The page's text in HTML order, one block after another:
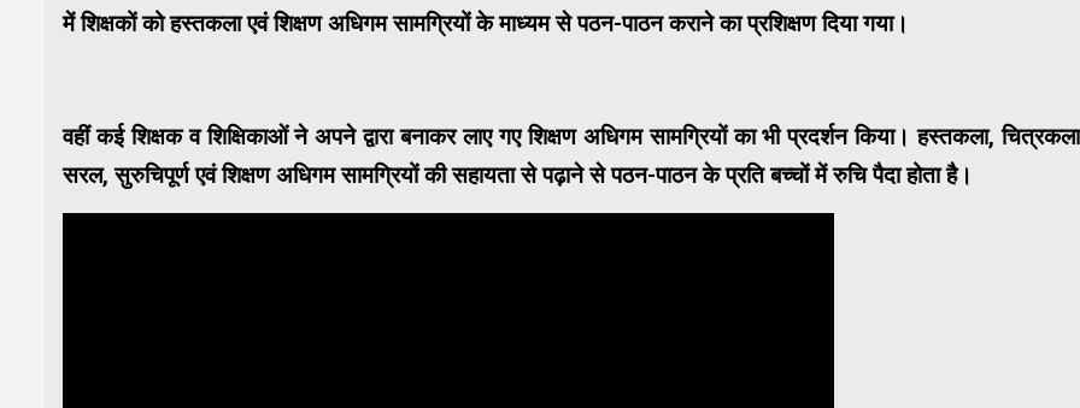
में शिक्षकों को हस्तकला एवं शिक्षण अधिगम सामग्रियों के माध्यम से पठन-पाठन कराने का प्रशिक्षण दिया गया।
वहीं कई शिक्षक व शिक्षिकाओं ने अपने द्वारा बनाकर लाए गए शिक्षण अधिगम सामग्रियों का भी प्रदर्शन किया। हस्तकला,
सरल, सुरुचिपूर्ण एवं शिक्षण अधिगम सामग्रियों की सहायता से पढ़ाने से पठन-पाठन के प्रति बच्चों में रुचि पैदा होता है।